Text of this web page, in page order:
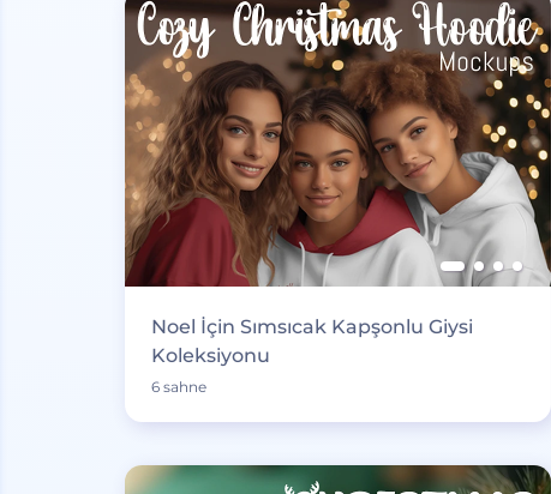
Noel İçin Sımsıcak Kapşonlu Giysi
Koleksiyonu
6 sahne